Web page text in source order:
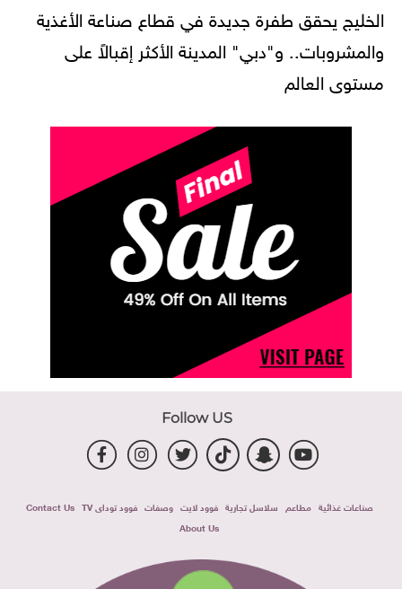
الخليج يحقق طفرة جديدة في قطاع صناعة الأغذية
والمشروبات.. و"دبي" المدينة الأكثر إقبالاً على
مستوى العالم
Follow US
صناعات غذائية مطاعم سلاسل تجارية فوود لايت وصفات فوود توداى TV
Contact Us
About Us